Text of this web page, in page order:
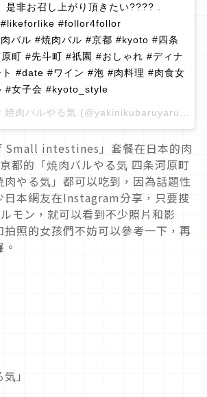
是非お召し上がり頂きたい???? .
#follor4follor
バル #焼肉バル #京都 #kyoto #四条
町 #先斗町 #祇園 #おしゃれ #ディナ
#date #ワイン #泡 #肉料理 #肉食女
#女子会 #kyoto_style
焼肉バルやる気 (@yakinikubaruyaruki) on
Small intestines」套餐在日本的肉
都的「焼肉バルやる気 四条河原町
やる気」都可以吃到，因為話題性
日本網友在Instagram分享，只要搜
モン，就可以看到不少照片和影
拍照的女孩們不妨可以參考一下，再
」